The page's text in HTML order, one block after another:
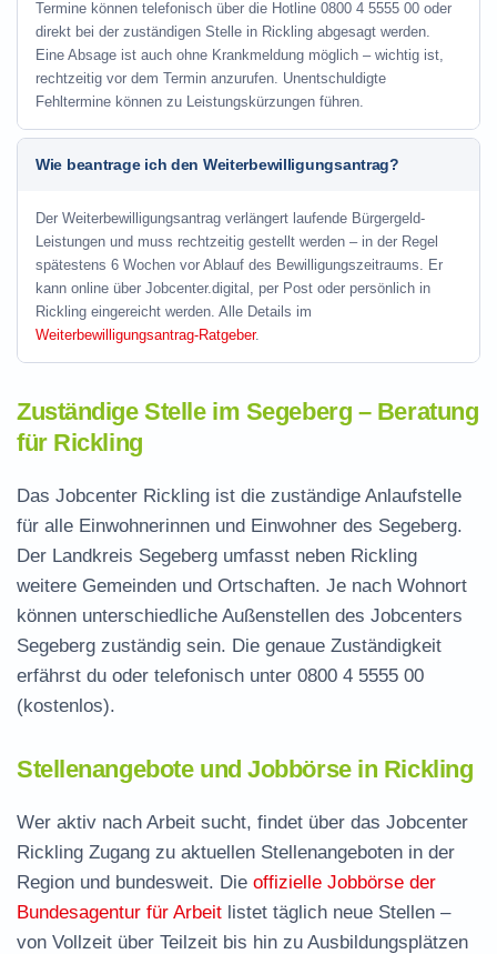
Termine können telefonisch über die Hotline 0800 4 5555 00 oder
direkt bei der zuständigen Stelle in Rickling abgesagt werden.
Eine Absage ist auch ohne Krankmeldung möglich – wichtig ist,
rechtzeitig vor dem Termin anzurufen. Unentschuldigte
Fehltermine können zu Leistungskürzungen führen.
Wie beantrage ich den Weiterbewilligungsantrag?
Der Weiterbewilligungsantrag verlängert laufende Bürgergeld-
Leistungen und muss rechtzeitig gestellt werden – in der Regel
spätestens 6 Wochen vor Ablauf des Bewilligungszeitraums. Er
kann online über Jobcenter.digital, per Post oder persönlich in
Rickling eingereicht werden. Alle Details im
Weiterbewilligungsantrag-Ratgeber.
Zuständige Stelle im Segeberg – Beratung
für Rickling
Das Jobcenter Rickling ist die zuständige Anlaufstelle
für alle Einwohnerinnen und Einwohner des Segeberg.
Der Landkreis Segeberg umfasst neben Rickling
weitere Gemeinden und Ortschaften. Je nach Wohnort
können unterschiedliche Außenstellen des Jobcenters
Segeberg zuständig sein. Die genaue Zuständigkeit
erfährst du oder telefonisch unter 0800 4 5555 00
(kostenlos).
Stellenangebote und Jobbörse in Rickling
Wer aktiv nach Arbeit sucht, findet über das Jobcenter
Rickling Zugang zu aktuellen Stellenangeboten in der
Region und bundesweit. Die offizielle Jobbörse der
Bundesagentur für Arbeit listet täglich neue Stellen –
von Vollzeit über Teilzeit bis hin zu Ausbildungsplätzen